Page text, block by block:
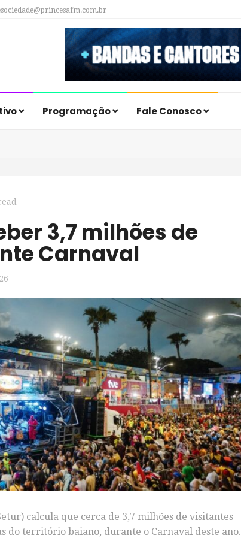
Programação Fale Conosco
Carnaval
calcula que cerca de 3,7 milhões de visitantes
do território baiano, durante o Carnaval deste ano.